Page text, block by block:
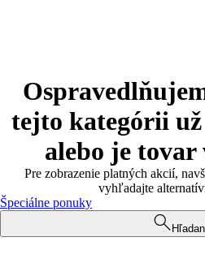
tejto kategórii
alebo je tovar
Pre zobrazenie platných akcií,
vyhľadajte
Špeciálne ponuky